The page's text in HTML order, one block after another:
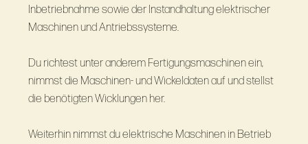
Inbetriebnahme sowie der Instandhaltung elektrischer
Maschinen und Antriebssysteme.
Du richtest unter anderem Fertigungsmaschinen ein,
nimmst die Maschinen- und Wickeldaten auf und stellst
die benötigten Wicklungen her.
Weiterhin nimmst du elektrische Maschinen in Betrieb